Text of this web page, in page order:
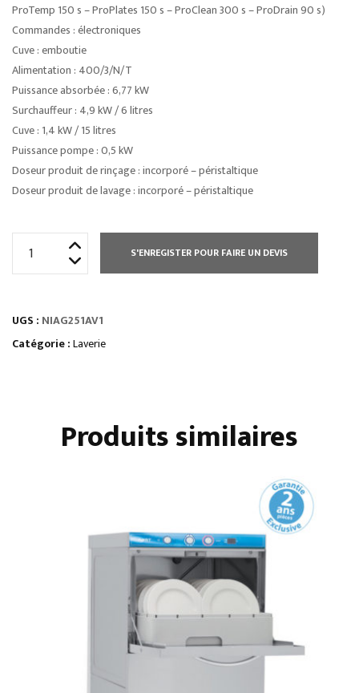
ProTemp 150 s – ProPlates 150 s – ProClean 300 s – ProDrain 90 s)
Commandes : électroniques
Cuve : emboutie
Alimentation : 400/3/N/T
Puissance absorbée : 6,77 kW
Surchauffeur : 4,9 kW / 6 litres
Cuve : 1,4 kW / 15 litres
Puissance pompe : 0,5 kW
Doseur produit de rinçage : incorporé – péristaltique
Doseur produit de lavage : incorporé – péristaltique
NIAGARA
500
ADOUCISSEUR
S'ENREGISTER POUR FAIRE UN DEVIS
UGS : NIAG251AV1
Catégorie :Laverie
Produits similaires